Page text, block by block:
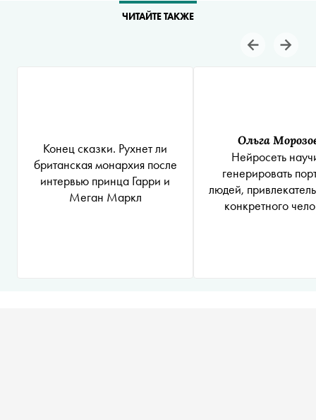
ЧИТАЙТЕ ТАКЖЕ
Конец сказки. Рухнет ли
британская монархия после
интервью принца Гарри и
Меган Маркл
Ольга
Нейросеть
генерировать
людей,
конкретного